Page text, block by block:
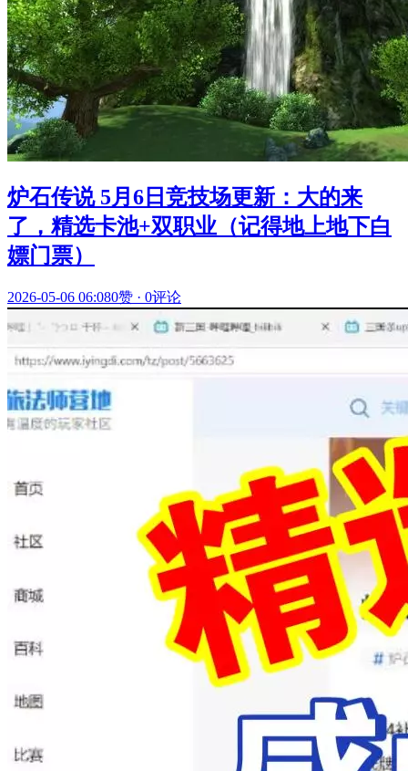
炉石传说 5月6日竞技场更新：大的来
了，精选卡池+双职业（记得地上地下白
嫖门票）
2026-05-06 06:080赞 · 0评论